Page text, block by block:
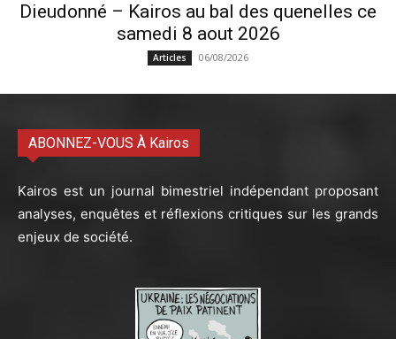
Dieudonné – Kairos au bal des quenelles ce
samedi 8 aout 2026
Articles 06/08/2026
ABONNEZ-VOUS À Kairos
Kairos est un journal bimestriel indépendant proposant
analyses, enquêtes et réflexions critiques sur les grands
enjeux de société.